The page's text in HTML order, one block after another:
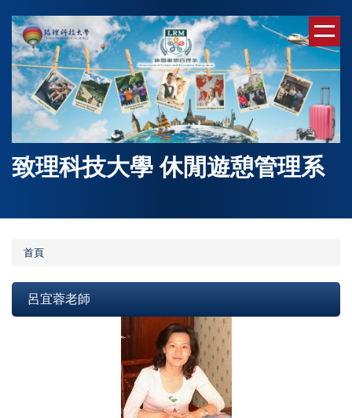
到
主
要
內
容
致理科技大學 休閒遊憩管理系
首頁
呂宜蓉老師